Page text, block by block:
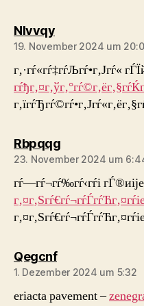
Nlvvqysagt:
19. November 2024 um
г‚·гѓ«гѓ‡гѓЉгѓ•г‚Јгѓ«
Rbpqqgsagt:
23. November 2024 um
гѓ—гѓ¬гѓ‰гѓ‹гѓі
Qegcnfsagt:
1. Dezember 2024 um 5:32
eriacta pavement –